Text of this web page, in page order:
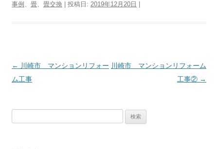
事例 、 畳、 畳交換 | 投稿日: 2019年12月20日
投
稿
← 川崎市 マンションリフォー
ム工事
川崎市 マンションリフォーム
工事② →